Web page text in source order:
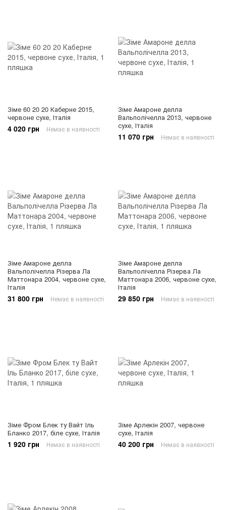
Зіме 60 20 20 Каберне 2015,
червоне сухе, Італія
4 020 грн Немає в наявності
Зіме Амароне делла
Вальполічелла 2013, червоне
сухе, Італія
11 070 грн Немає в наявності
Зіме Амароне делла
Вальполічелла Різерва Ла
Маттонара 2004, червоне сухе,
Італія
31 800 грн Немає в наявності
Зіме Амароне делла
Вальполічелла Різерва Ла
Маттонара 2006, червоне сухе,
Італія
29 850 грн Немає в наявності
Зіме Фром Блек ту Вайт Іль
Бланко 2017, біле сухе, Італія
1 920 грн Немає в наявності
Зіме Арлекін 2007, червоне
сухе, Італія
40 200 грн Немає в наявності